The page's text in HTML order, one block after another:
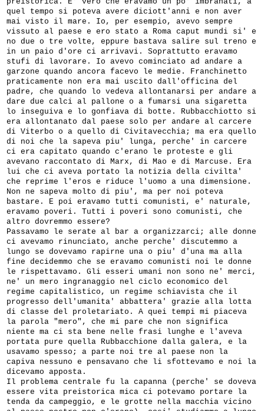
quel tempo si poteva avere diciott'anni e non aver
mai visto il mare. Io, per esempio, avevo sempre
vissuto al paese e ero stato a Roma caput mundi si' e
no due o tre volte, eppure bastava salire sul treno e
in un paio d'ore ci arrivavi. Soprattutto eravamo
stufi di lavorare. Io avevo cominciato ad andare a
garzone quando ancora facevo le medie. Franchinetto
praticamente non era mai uscito dall'officina del
padre, che quando lo vedeva allontanarsi per andare a
dare due calci al pallone o a fumarsi una sigaretta
lo inseguiva e lo gonfiava di botte. Rubbacchiotto si
era allontanato dal paese solo per andare al carcere
di Viterbo o a quello di Civitavecchia; ma era quello
di noi che la sapeva piu' lunga, perche' in carcere
ci era capitato quando c'erano le proteste e gli
avevano raccontato di Marx, di Mao e di Marcuse. Era
lui che ci aveva portato la notizia della civilta'
che reprime l'eros e riduce l'uomo a una dimensione.
Non ne sapeva molto di piu', ma per noi poteva
bastare. E poi eravamo tutti comunisti, e' naturale,
eravamo poveri. Tutti i poveri sono comunisti, che
altro dovremmo essere?
Passavamo le serate al bar a organizzarci; alle donne
ci avevamo rinunciato, anche perche' discutemmo a
lungo se dovevamo rapirne una o piu' d'una ma alla
fine decidemmo che se eravamo comunisti noi le donne
le rispettavamo. Gli esseri umani non sono ne' merci,
ne' un mero ingranaggio nel ciclo economico del
regime capitalistico, un regime schiavista che il
progresso dell'umanita' abbattera' grazie alla lotta
di classe del proletariato. A quei tempi mi piaceva
la parola "mero", che mi pare che non significa
niente ma ci sta bene nelle frasi lunghe e l'aveva
portata pure quella Rubbacchione dalla galera, e la
usavamo spesso; a parte noi tre al paese non la
capiva nessuno e pensavano che li sfottevamo e noi la
dicevamo apposta.
Il problema centrale fu la capanna (perche' se doveva
essere vita preistorica mica ci potevamo portare la
tenda da campeggio, e le grotte nella macchia vicino